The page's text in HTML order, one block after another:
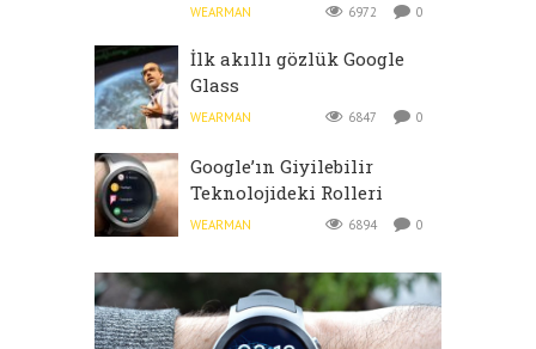
WEARMAN 6972 0
İlk akıllı gözlük Google
Glass
WEARMAN 6847 0
Google’ın Giyilebilir
Teknolojideki Rolleri
WEARMAN 6894 0